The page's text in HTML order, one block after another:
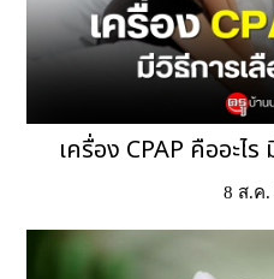
เครื่อง CPAP คืออะไร
8 ส.ค.